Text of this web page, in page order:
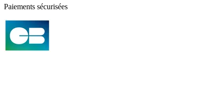
Paiements sécurisées